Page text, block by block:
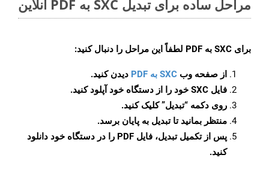
مراحل ساده برای تبدیل SXC به PDF آنلاین
برای SXC به PDF لطفاً این مراحل را دنبال کنید:
از صفحه وب SXC به PDF
دیدن کنید.
فایل SXC خود را از دستگاه خود آپلود کنید.
روی دکمه “تبدیل”کلیک کنید.
منتظر بمانید تا تبدیل به پایان برسد.
پس از تکمیل تبدیل، فایل PDF را در دستگاه خود دانلود
کنید.